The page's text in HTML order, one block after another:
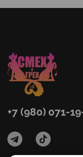
+7 (980) 071-